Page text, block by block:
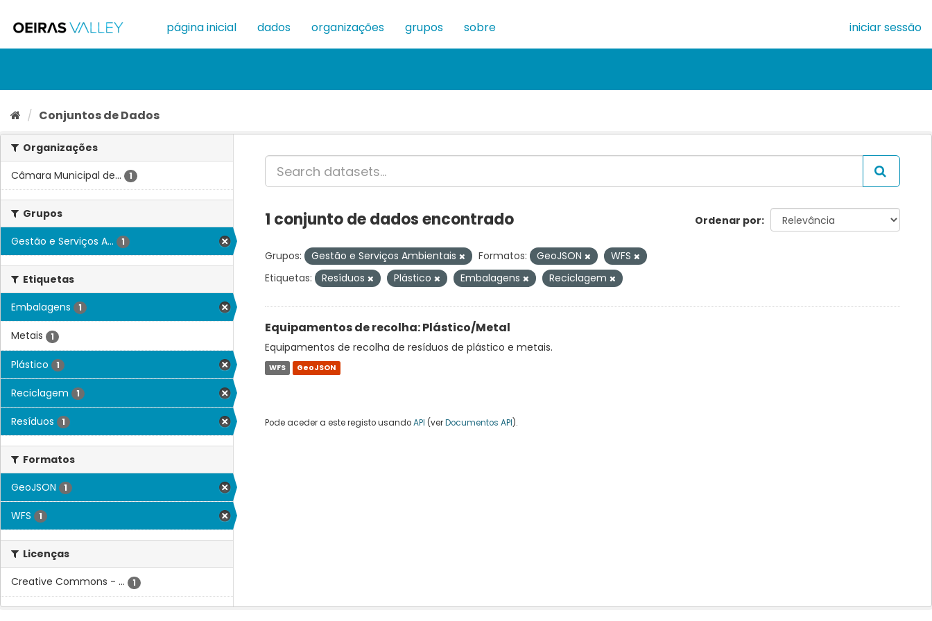
para
conteúdo
página inicial dados organizações grupos sobre iniciar sessão
Conjuntos de Dados
Organizações
Câmara Municipal de...
1
Grupos
Gestão e Serviços A...
1
Etiquetas
Embalagens
1
Metais 1
Plástico 1
Reciclagem 1
Resíduos 1
Formatos
GeoJSON
1
WFS 1
Licenças
Creative Commons - ...
1
Ordenar por
1 conjunto de dados encontrado
Grupos: Gestão e Serviços Ambientais Formatos: GeoJSON
WFS
Etiquetas:
Resíduos Plástico Embalagens Reciclagem
Equipamentos de recolha: Plástico/Metal
Equipamentos de recolha de resíduos de plástico e metais.
WFS GeoJSON
Pode aceder a este registo usandoAPI (verDocumentos API).